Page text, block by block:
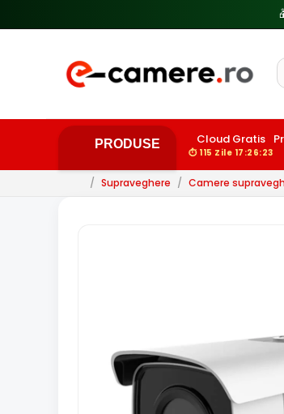
PRODUSE Cloud Gratis
⏱ 115 Zile 17:26:21
/ Supraveghere / Camere